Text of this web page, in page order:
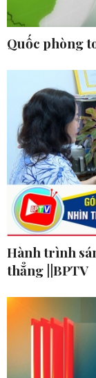
Quốc phòng
Hành trình
thẳng ||BPTV